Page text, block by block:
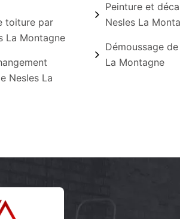
toiture par
La Montagne
Nesles La
Peinture et
Nesles La
Démoussage
La Montagne